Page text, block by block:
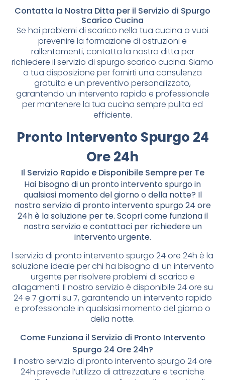
Contatta la Nostra Ditta per il Servizio di Spurgo
Scarico Cucina
Se hai problemi di scarico nella tua cucina o vuoi
prevenire la formazione di ostruzioni e
rallentamenti, contatta la nostra ditta per
richiedere il servizio di spurgo scarico cucina. Siamo
a tua disposizione per fornirti una consulenza
gratuita e un preventivo personalizzato,
garantendo un intervento rapido e professionale
per mantenere la tua cucina sempre pulita ed
efficiente.
Pronto Intervento Spurgo 24
Ore 24h
Il Servizio Rapido e Disponibile Sempre per Te
Hai bisogno di un pronto intervento spurgo in
qualsiasi momento del giorno o della notte? Il
nostro servizio di pronto intervento spurgo 24 ore
24h è la soluzione per te. Scopri come funziona il
nostro servizio e contattaci per richiedere un
intervento urgente.
l servizio di pronto intervento spurgo 24 ore 24h è la
soluzione ideale per chi ha bisogno di un intervento
urgente per risolvere problemi di scarico e
allagamenti. Il nostro servizio è disponibile 24 ore su
24 e 7 giorni su 7, garantendo un intervento rapido
e professionale in qualsiasi momento del giorno o
della notte.
Come Funziona il Servizio di Pronto Intervento
Spurgo 24 Ore 24h?
Il nostro servizio di pronto intervento spurgo 24 ore
24h prevede l’utilizzo di attrezzature e tecniche